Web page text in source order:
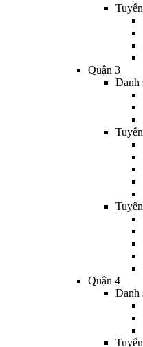
Quận 3
Danh
Quận 4
Danh